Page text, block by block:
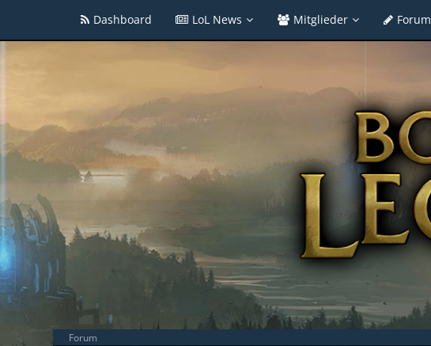
Dashboard LoL News Mitglieder Forum
Forum